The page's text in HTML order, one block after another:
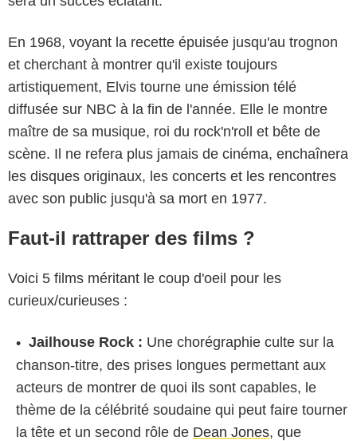
En 1968, voyant la recette épuisée jusqu'au trognon
et cherchant à montrer qu'il existe toujours
artistiquement, Elvis tourne une émission télé
diffusée sur NBC à la fin de l'année. Elle le montre
maître de sa musique, roi du rock'n'roll et bête de
scène. Il ne refera plus jamais de cinéma, enchaînera
les disques originaux, les concerts et les rencontres
avec son public jusqu'à sa mort en 1977.
Faut-il rattraper des films ?
Voici 5 films méritant le coup d'oeil pour les
curieux/curieuses :
Jailhouse Rock : Une chorégraphie culte sur la
chanson-titre, des prises longues permettant aux
acteurs de montrer de quoi ils sont capables, le
thème de la célébrité soudaine qui peut faire tourner
la tête et un second rôle de Dean Jones, que